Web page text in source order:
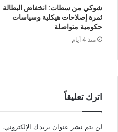
شوكي من سطات: انخفاض البطالة
ثمرة إصلاحات هيكلية وسياسات
حكومية متواصلة
منذ 4 أيام
اترك تعليقاً
لن يتم نشر عنوان بريدك الإلكتروني.